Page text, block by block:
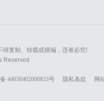
复制、转载或摘编，违者必究!
Reserved
44030402000833号 隐私条款 网